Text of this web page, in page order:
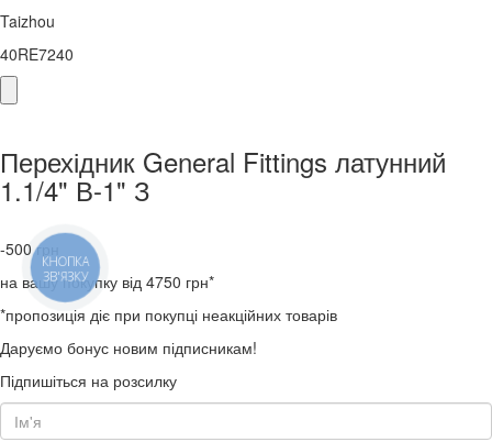
Taizhou
40RE7240
Перехідник General Fittings латунний
1.1/4" В-1" З
-500грн
на вашу покупку від 4750 грн*
*пропозиція діє при покупці неакційних товарів
Даруємо бонус новим підписникам!
Підпишіться на розсилку
КНОПКА
ЗВ'ЯЗКУ